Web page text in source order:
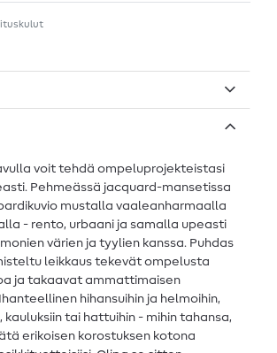
voit tehdä ompeluprojekteistasi
Pehmeässä jacquard-mansetissa
mustalla vaaleanharmaalla
- rento, urbaani ja samalla upeasti
värien ja tyylien kanssa. Puhdas
leikkaus tekevät ompelusta
ja takaavat ammattimaisen
hihansuihin ja helmoihin,
kauluksiin tai hattuihin - mihin tahansa,
erikoisen korostuksen kotona